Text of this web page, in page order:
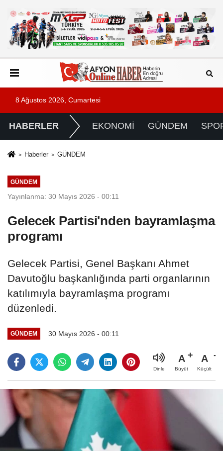
8 Ağustos 2026, Cumartesi
HABERLER EKONOMİ GÜNDEM
Haberler GÜNDEM
GÜNDEM
Yayınlanma: 30 Mayıs 2026 - 00:11
Gelecek Partisi'nden bayramlaşma
programı
Gelecek Partisi, Genel Başkanı Ahmet
Davutoğlu başkanlığında parti organlarının
katılımıyla bayramlaşma programı
düzenledi.
GÜNDEM 30 Mayıs 2026 - 00:11
Dinle
A
Büyüt
A
Küçült